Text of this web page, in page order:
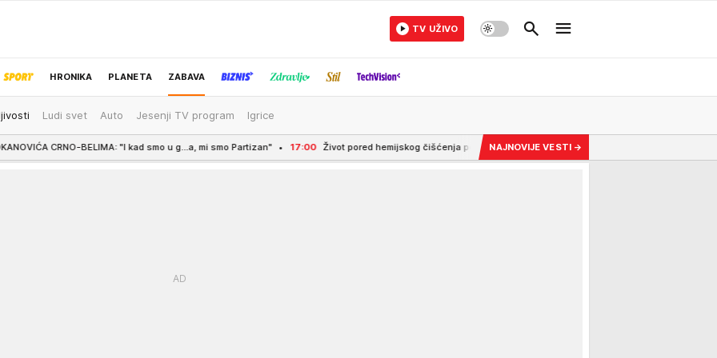
HRONIKA PLANETA ZABAVA
IZBOR UREDNIKA
TV UŽIVO
Ludi svet Auto Jesenji TV program Igrice
BELIMA: "I kad smo u g...a, mi smo Partizan" 17:00 Život pored hemijskog čišćenja povezan s Parkinsonovom bolešću: Naučnici otkrili zabrinjavajući obrazac
NAJNOVIJE VESTI →